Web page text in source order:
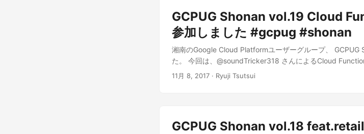
GCPUG Shonan vol.19 Cloud
参加しました #gcpug #shonan
湘南のGoogle Cloud Platformユーザーグループ、
た。 今回は、@soundTricker318 さんによるCloud
11月 8, 2017 · Ryuji Tsutsui
GCPUG Shonan vol.18